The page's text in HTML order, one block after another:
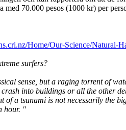
70.000 pesos (1000 kr) per
Home/Our-Science/Natural-
surfers?
sense, but a raging torrent of
into buildings or all the other
of a tsunami is not necessarily the
hour. "